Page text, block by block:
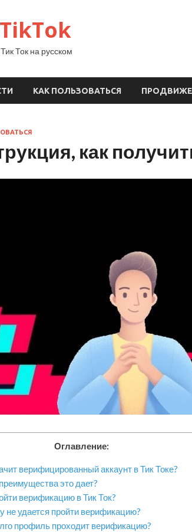
Ток на русском
КАК ПОЛЬЗОВАТЬСЯ
как
Оглавление:
верифицированный аккаунт в Тик Токе?
это дает?
верификацию в Тик Ток?
не удается пройти верификацию?
профиль проходит верификацию?